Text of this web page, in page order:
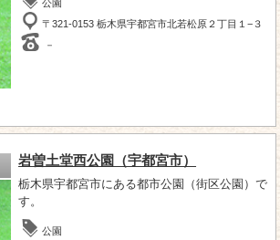
公園
〒321-0153 栃木県宇都宮市北若松原２丁目１−３
－
岩曽土堂西公園（宇都宮市）
栃木県宇都宮市にある都市公園（街区公園）で
す。
公園